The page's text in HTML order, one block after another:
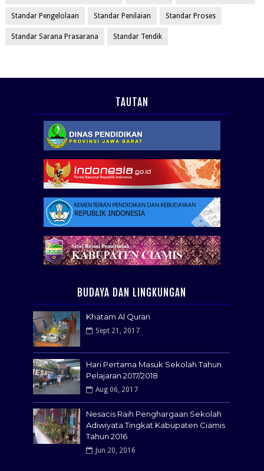
Standar Pengelolaan Standar Penilaian Standar Proses
Standar Sarana Prasarana Standar Tendik
TAUTAN
BUDAYA DAN LINGKUNGAN
Khatam Al Quran
Sept 21, 2017
Hari Pertama Masuk Sekolah Tahun
Pelajaran 2017/2018
Aug 06, 2017
Nesacis Raih Penghargaan Sekolah
Adiwiyata Tingkat Kabupaten Ciamis
Tahun 2016
Jun 20, 2016